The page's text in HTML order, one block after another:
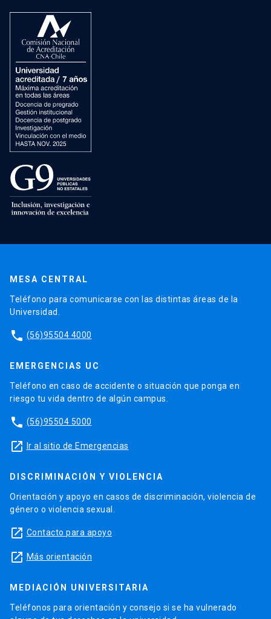
MESA CENTRAL
Teléfono para comunicarse con las distintas áreas de la
Universidad.
phone (56)95504 4000
EMERGENCIAS UC
Teléfono en caso de accidente o situación que ponga en
riesgo tu vida dentro de algún campus.
phone (56)95504 5000
launch Ir al sitio de Emergencias
DISCRIMINACIÓN Y VIOLENCIA
Orientación y apoyo en casos de discriminación, violencia de
género o violencia sexual.
launch Contacto para apoyo
launch Más orientación
MEDIACIÓN UNIVERSITARIA
Teléfonos para orientación y consejo si se ha vulnerado